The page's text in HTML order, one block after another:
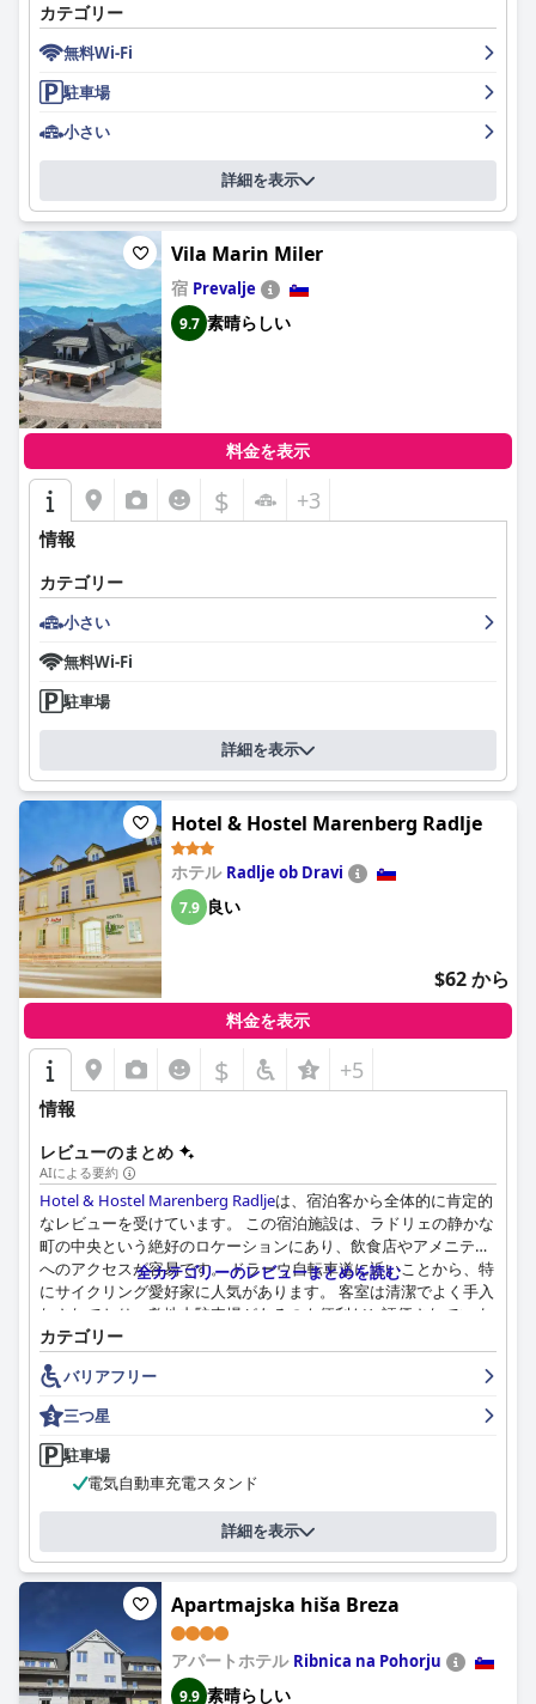
カテゴリー
無料Wi-Fi
駐車場
小さい
詳細を表示
Vila Marin Miler
宿 Prevalje
9.7 素晴らしい
料金を表示
$ +3
情報
カテゴリー
小さい
無料Wi-Fi
駐車場
詳細を表示
Hotel & Hostel Marenberg Radlje
ホテル Radlje ob Dravi
7.9 良い
$62 から
料金を表示
$ +5
情報
レビューのまとめ
AIによる要約
Hotel & Hostel Marenberg Radljeは、宿泊客から全体的に肯定的
なレビューを受けています。 この宿泊施設は、ラドリェの静かな
町の中央という絶好のロケーションにあり、飲食店やアメニティ
へのアクセスが容易です。 ドラーウ自転車道に近いことから、特
にサイクリング愛好家に人気があります。 客室は清潔でよく手入
れされており、敷地内駐車場があるのも便利だと評価されていま
す。 フレンドリーで丁寧なスタッフは、全体的なホスピタリティ
体験をさらに向上させ、リピーターを増やしています。
朝食は概ね好評で、ボリュームがあり、種類も豊富で、グルテン
フリーのオプションもあると評価されています。 手頃な価格と早
い時間からのサービスも便利ですが、朝食の監督や品揃えにはば
らつきがあるという意見もあります。 それにもかかわらず、料理
の質と温かさは概ね好印象を与えています。
客室は広々としていてシンプルで、ベーシックながら十分な家具
が備えられており、実用性を重視しています。 清潔さは一貫して
高く評価されており、客室はきちんと手入れが行き届いており、
快適で気取らない滞在に貢献しています。
ホテルの印象的な清潔さは頻繁に指摘されており、客室や寝具の
清潔さが賞賛されています。 さまざまな客室で一貫した清潔さが
保たれており、サービスのプロ意識と相まって、信頼できる歓迎
全カテゴリーのレビューまとめを読む
カテゴリー
バリアフリー
三つ星
駐車場
電気自動車充電スタンド
詳細を表示
Apartmajska hiša Breza
アパートホテル Ribnica na Pohorju
9.9 素晴らしい